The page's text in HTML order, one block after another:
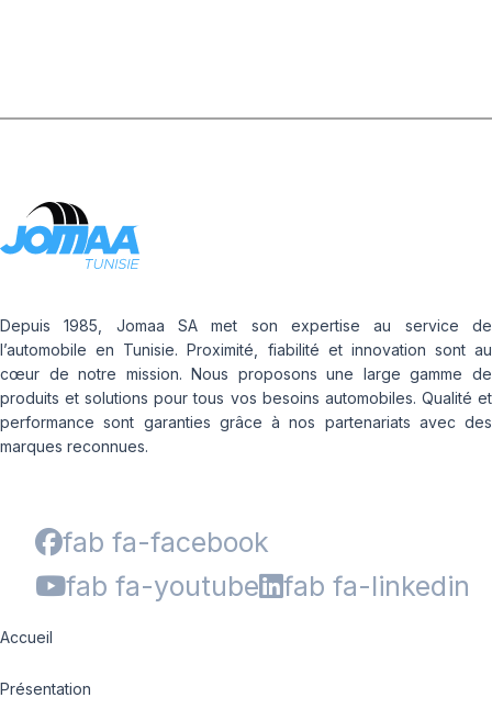
Depuis 1985, Jomaa SA met son expertise au service de
l’automobile en Tunisie. Proximité, fiabilité et innovation sont au
cœur de notre mission. Nous proposons une large gamme de
produits et solutions pour tous vos besoins automobiles. Qualité et
performance sont garanties grâce à nos partenariats avec des
marques reconnues.
fab fa-facebook
fab fa-youtube
fab fa-linkedin
Accueil
Présentation